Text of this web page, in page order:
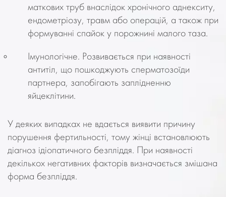
маткових труб внаслідок хронічного аднекситу,
ендометріозу, травм або операцій, а також при
формуванні спайок у порожнині малого таза.
Імунологічне. Розвивається при наявності
антитіл, що пошкоджують сперматозоїди
партнера, запобігають заплідненню
яйцеклітини.
У деяких випадках не вдається виявити причину
порушення фертильності, тому жінці встановлюють
діагноз ідіопатичного безпліддя. При наявності
декількох негативних факторів визначається змішана
форма безпліддя.